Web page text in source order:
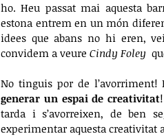
ho. Heu passat mai aquesta
estona entrem en un món
idees que abans no hi eren,
convidem a veure Cindy Foley
No tinguis por de l’avorriment!
generar un espai de creativitat
tarda i s’avorreixen, de ben
experimentar aquesta creativitat